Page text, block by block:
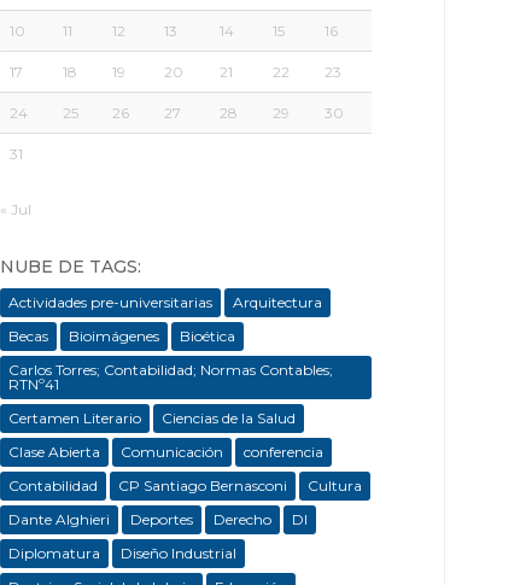
10 11 12 13 14 15 16
17 18 19 20 21 22 23
24 25 26 27 28 29 30
31
« Jul
NUBE DE TAGS:
Actividades pre-universitarias
Arquitectura
Becas
Bioimágenes
Bioética
Carlos Torres; Contabilidad; Normas Contables;
RTNº41
Certamen Literario
Ciencias de la Salud
Clase Abierta
Comunicación
conferencia
Contabilidad
CP Santiago Bernasconi
Cultura
Dante Alghieri
Deportes Derecho
DI
Diplomatura
Diseño Industrial